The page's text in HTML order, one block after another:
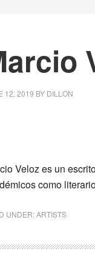
12, 2019 BY DILLON
Veloz es un
como
UNDER:ARTISTS